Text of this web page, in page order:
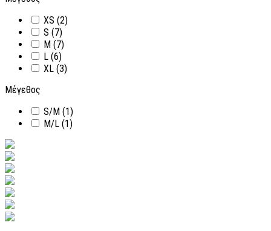
XS (2)
S (7)
M (7)
L (6)
XL (3)
Μέγεθος
S/M (1)
M/L (1)